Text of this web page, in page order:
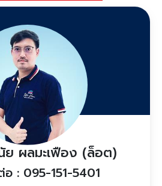
ผลมะเฟือง (ล็อต)
อ : 095-151-5401